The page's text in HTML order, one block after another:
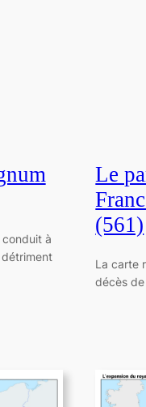
à
Le
(561)
La carte
décès